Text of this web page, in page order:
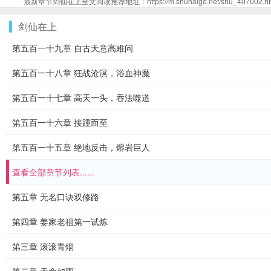
剑仙在上
第五百一十九章 自古天意高难问
第五百一十八章 狂战沧溟，浴血神魔
第五百一十七章 高天一头，吞法噬道
第五百一十六章 接踵而至
第五百一十五章 绝地反击，熔岩巨人
查看全部章节列表......
第五章 无名口诀双修路
第四章 姜家老祖第一试炼
第三章 滚滚青烟